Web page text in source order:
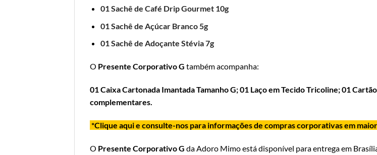
01 Sachê de Café Drip Gourmet 10g
01 Sachê de Açúcar Branco 5g
01 Sachê de Adoçante Stévia 7g
O Presente Corporativo G também acompanha:
01 Caixa Cartonada Imantada Tamanho G;01 Laço em Tecido Tricoline; 01
complementares.
*Clique aqui e consulte-nos para informações de compras corporativas em
O Presente Corporativo G da Adoro Mimoestá disponível para entrega em